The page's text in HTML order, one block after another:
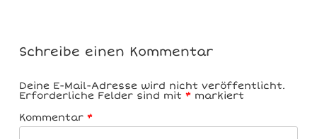
Schreibe einen Kommentar
Deine E-Mail-Adresse wird nicht veröffentlicht.
Erforderliche Felder sind mit* markiert
Kommentar*